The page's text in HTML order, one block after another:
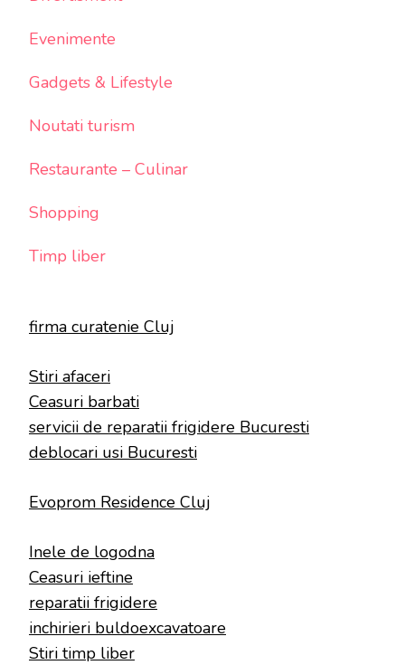
Evenimente
Gadgets & Lifestyle
Noutati turism
Restaurante – Culinar
Shopping
Timp liber
firma curatenie Cluj
Stiri afaceri
Ceasuri barbati
servicii de reparatii frigidere Bucuresti
deblocari usi Bucuresti
Evoprom Residence Cluj
Inele de logodna
Ceasuri ieftine
reparatii frigidere
inchirieri buldoexcavatoare
Stiri timp liber